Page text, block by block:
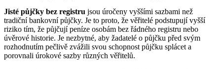
Jisté půjčky bez registru jsou úročeny vyššími sazbami než
tradiční bankovní půjčky. Je to proto, že věřitelé podstupují vyšší
riziko tím, že půjčují peníze osobám bez řádného registru nebo
úvěrové historie. Je nezbytné, aby žadatelé o půjčku před svým
rozhodnutím pečlivě zvážili svou schopnost půjčku splácet a
porovnali úrokové sazby různých věřitelů.